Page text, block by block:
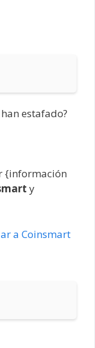
estafado?
{información
y
a Coinsmart